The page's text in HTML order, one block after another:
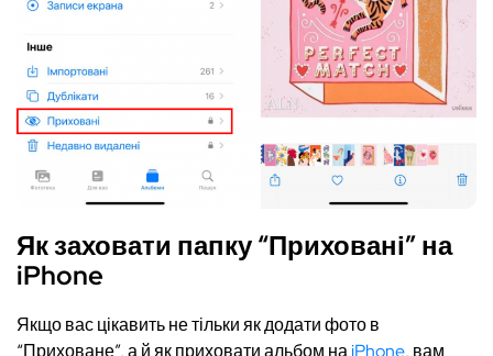
Як заховати папку “Приховані” на
iPhone
Якщо вас цікавить не тільки як додати фото в